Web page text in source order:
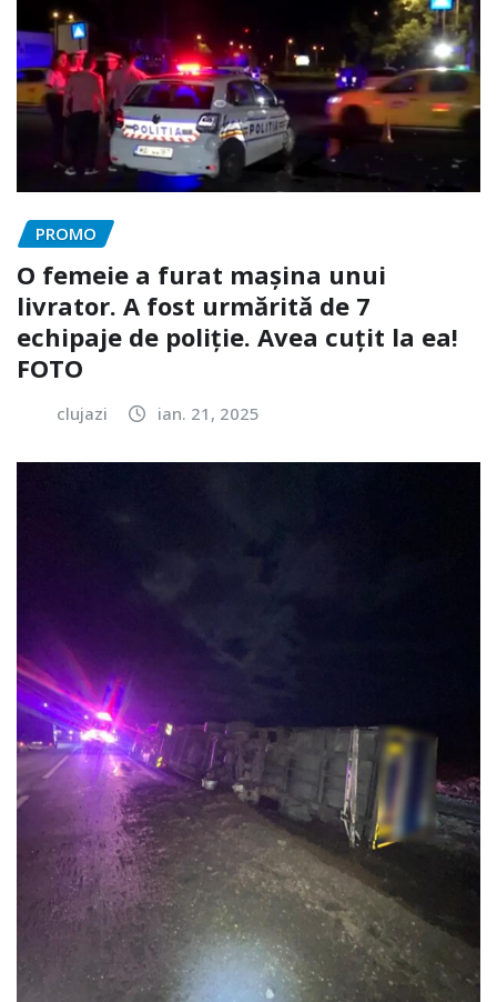
PROMO
O femeie a furat mașina unui
livrator. A fost urmărită de 7
echipaje de poliție. Avea cuțit la ea!
FOTO
clujazi ian. 21, 2025